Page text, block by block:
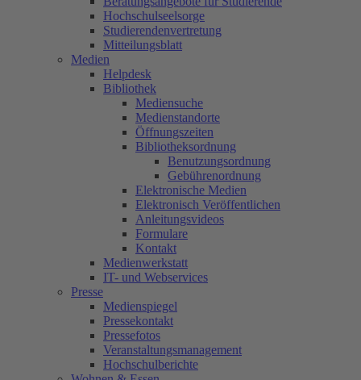
Hochschulseelsorge
Studierendenvertretung
Mitteilungsblatt
Medien
Helpdesk
Bibliothek
Mediensuche
Medienstandorte
Öffnungszeiten
Bibliotheksordnung
Benutzungsordnung
Gebührenordnung
Elektronische Medien
Elektronisch Veröffentlichen
Anleitungsvideos
Formulare
Kontakt
Medienwerkstatt
IT- und Webservices
Presse
Medienspiegel
Pressekontakt
Pressefotos
Veranstaltungsmanagement
Hochschulberichte